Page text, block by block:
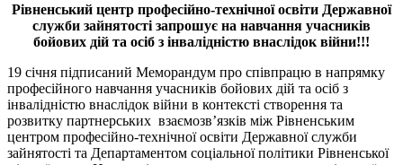
Рівненський центр професійно-технічної освіти Державної
служби зайнятості запрошує на навчання учасників
бойових дій та осіб з інвалідністю внаслідок війни!!!
19 січня підписаний Меморандум про співпрацю в напрямку
професійного навчання учасників бойових дій та осіб з
інвалідністю внаслідок війни в контексті створення та
розвитку партнерських взаємозв’язків між Рівненським
центром професійно-технічної освіти Державної служби
зайнятості та Департаментом соціальної політики Рівненської